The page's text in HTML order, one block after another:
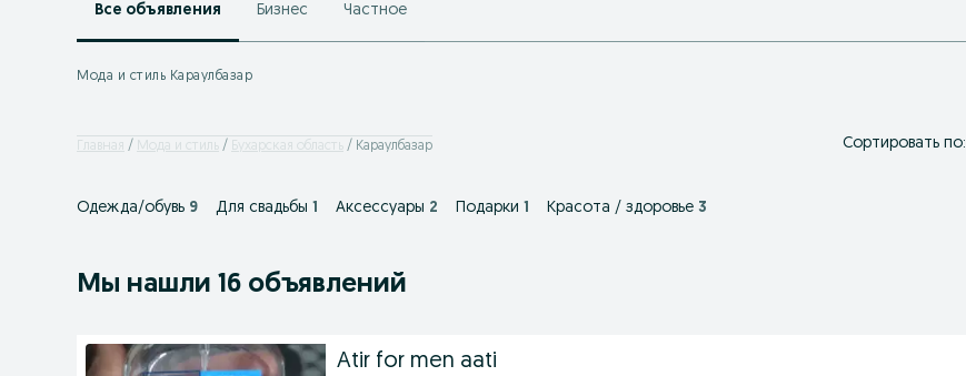
Все объявления Бизнес Частное
Мода и стиль Караулбазар
Главная Мода и стиль Бухарская область Караулбазар Сортировать по:
Одежда/обувь 9 Для свадьбы 1 Аксессуары 2 Подарки 1 Красота / здоровье 3
Мы нашли 16 объявлений
Atir for men aati